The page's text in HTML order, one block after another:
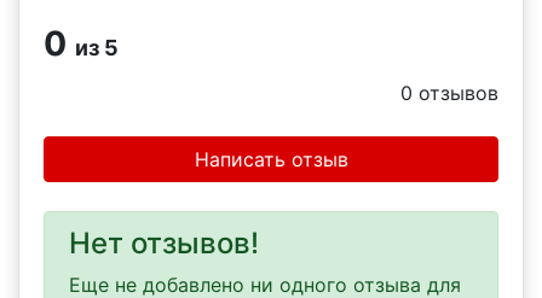
0 из 5
0 отзывов
Написать отзыв
Нет отзывов!
Еще не добавлено ни одного отзыва для